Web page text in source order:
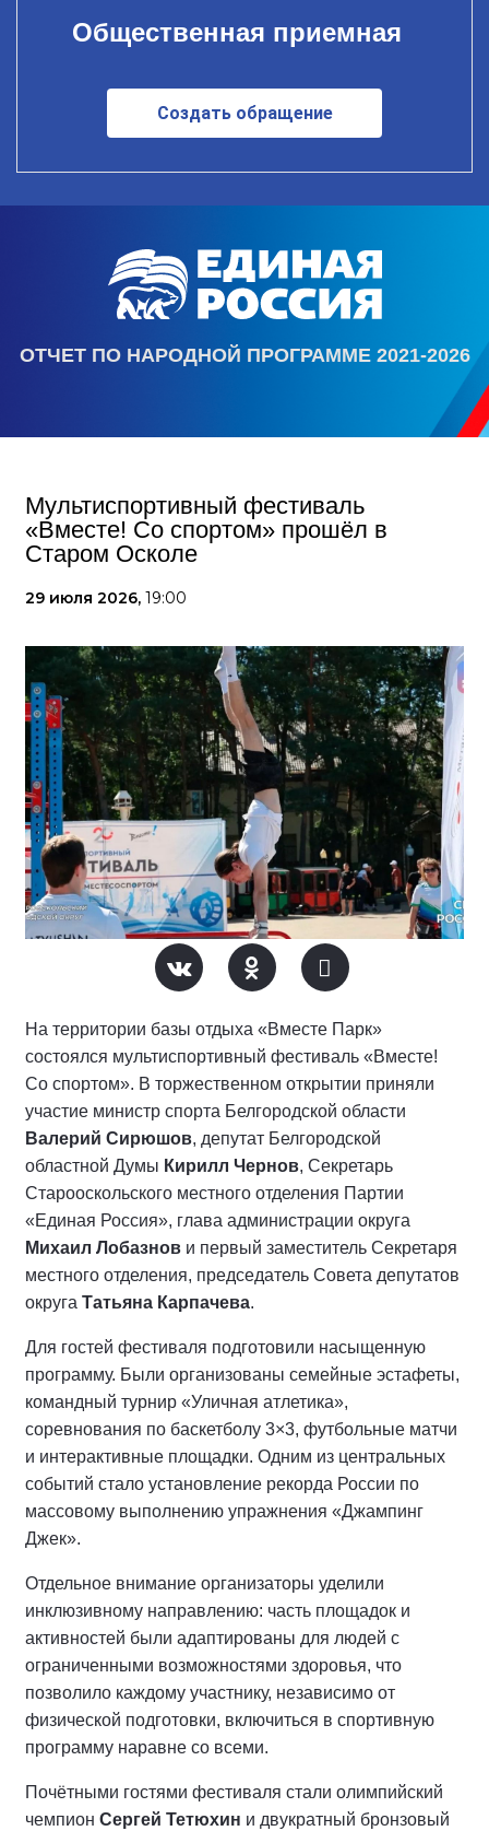
Общественная приемная
Создать обращение
ОТЧЕТ ПО НАРОДНОЙ ПРОГРАММЕ 2021-2026
Мультиспортивный фестиваль
«Вместе! Со спортом» прошёл в
Старом Осколе
29 июля 2026, 19:00
На территории базы отдыха «Вместе Парк»
состоялся мультиспортивный фестиваль «Вместе!
Со спортом». В торжественном открытии приняли
участие министр спорта Белгородской области
Валерий Сирюшов, депутат Белгородской
областной Думы Кирилл Чернов, Секретарь
Старооскольского местного отделения Партии
«Единая Россия», глава администрации округа
Михаил Лобазнов и первый заместитель Секретаря
местного отделения, председатель Совета депутатов
округа Татьяна Карпачева.
Для гостей фестиваля подготовили насыщенную
программу. Были организованы семейные эстафеты,
командный турнир «Уличная атлетика»,
соревнования по баскетболу 3×3, футбольные матчи
и интерактивные площадки. Одним из центральных
событий стало установление рекорда России по
массовому выполнению упражнения «Джампинг
Джек».
Отдельное внимание организаторы уделили
инклюзивному направлению: часть площадок и
активностей были адаптированы для людей с
ограниченными возможностями здоровья, что
позволило каждому участнику, независимо от
физической подготовки, включиться в спортивную
программу наравне со всеми.
Почётными гостями фестиваля стали олимпийский
чемпион Сергей Тетюхин и двукратный бронзовый